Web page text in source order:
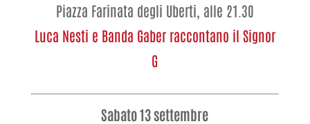
Piazza Farinata degli Uberti, alle 21.30
Luca Nesti e Banda Gaber raccontano il Signor
G
Sabato 13 settembre